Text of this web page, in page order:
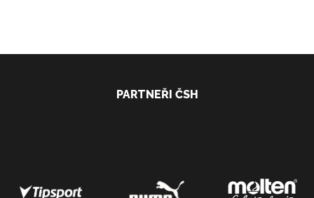
PARTNEŘI ČSH